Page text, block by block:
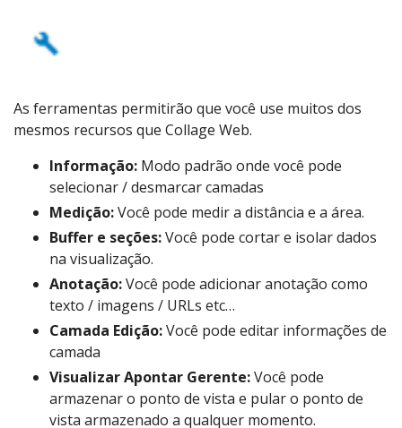
As ferramentas permitirão que você use muitos dos
mesmos recursos que Collage Web.
Informação: Modo padrão onde você pode
selecionar / desmarcar camadas
Medição:Você pode medir a distância e a área.
Buffer e seções:Você pode cortar e isolar dados
na visualização.
Anotação:Você pode adicionar anotação como
texto / imagens / URLs etc…
Camada Edição:Você pode editar informações de
camada
Visualizar Apontar Gerente:Você pode
armazenar o ponto de vista e pular o ponto de
vista armazenado a qualquer momento.